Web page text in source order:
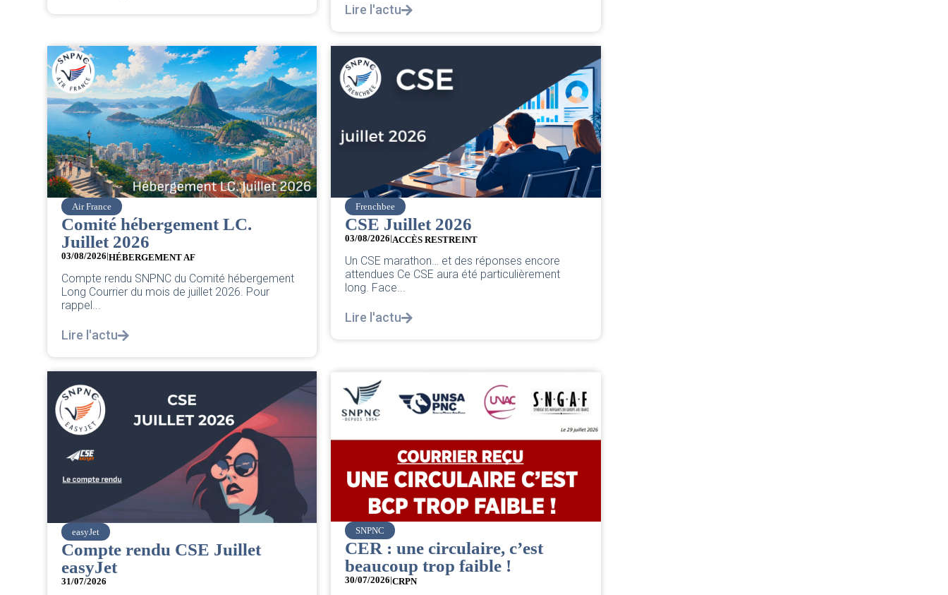
Lire l'actu
Air France
Comité hébergement LC.
Juillet 2026
03/08/2026|HÉBERGEMENT AF
Compte rendu SNPNC du Comité hébergement
Long Courrier du mois de juillet 2026. Pour
rappel...
Lire l'actu
Frenchbee
CSE Juillet 2026
03/08/2026|ACCÈS RESTREINT
Un CSE marathon… et des réponses encore
attendues Ce CSE aura été particulièrement
long. Face...
Lire l'actu
easyJet
Compte rendu CSE Juillet
easyJet
31/07/2026
SNPNC
CER : une circulaire, c’est
beaucoup trop faible !
30/07/2026|CRPN